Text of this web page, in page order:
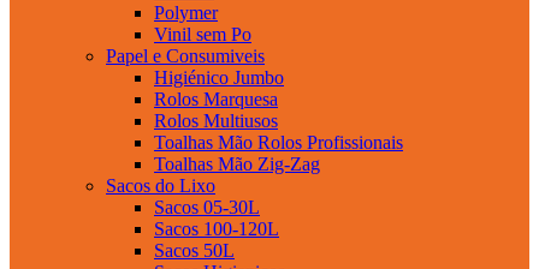
Polymer
Vinil sem Po
Papel e Consumiveis
Higiénico Jumbo
Rolos Marquesa
Rolos Multiusos
Toalhas Mão Rolos Profissionais
Toalhas Mão Zig-Zag
Sacos do Lixo
Sacos 05-30L
Sacos 100-120L
Sacos 50L